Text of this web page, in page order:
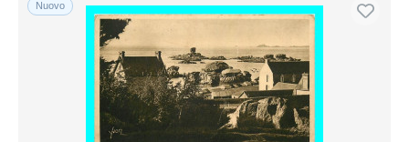
Spedizione gratuita
Metodi di pagamento
PayPal
Bonifico bancario
Visa
Nuovo